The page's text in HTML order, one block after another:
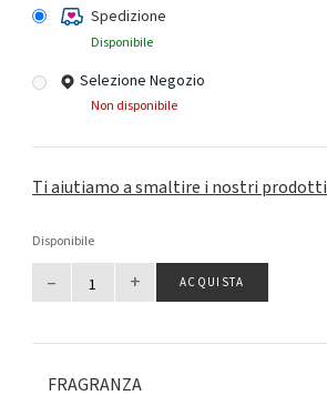
Spedizione
Disponibile
Selezione Negozio
Non disponibile
Ti aiutiamo a smaltire i nostri prodotti
Disponibile
– + ACQUISTA
FRAGRANZA